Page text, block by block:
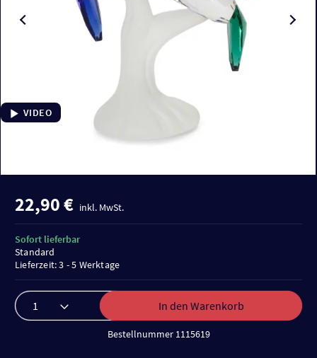
VIDEO
22,90 € inkl. MwSt.
In den Warenkorb
Bestellnummer 1115619
Sofort lieferbar
Standard
Lieferzeit: 3 - 5 Werktage